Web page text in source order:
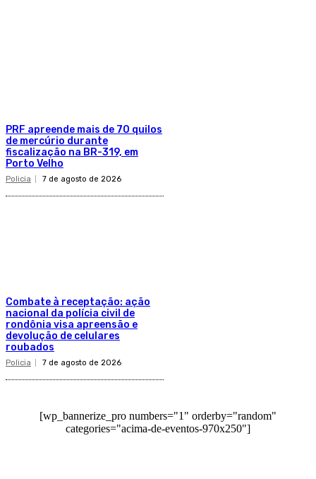
PRF apreende mais de 70 quilos
de mercúrio durante
fiscalização na BR-319, em
Porto Velho
Policia 7 de agosto de 2026
Combate à receptação: ação
nacional da polícia civil de
rondônia visa apreensão e
devolução de celulares
roubados
Policia 7 de agosto de 2026
[wp_bannerize_pro numbers="1" orderby="random"
categories="acima-de-eventos-970x250"]